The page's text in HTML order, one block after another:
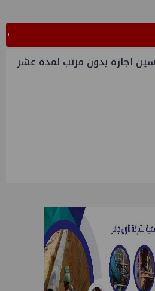
اجازة بدون مرتب لمدة عشر